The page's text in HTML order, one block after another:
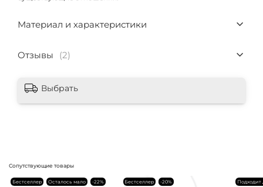
Материал и характеристики
Отзывы (2)
Выбрать
Сопутствующие товары
Бестселлер Осталось мало -22% Бестселлер -20% Подходит